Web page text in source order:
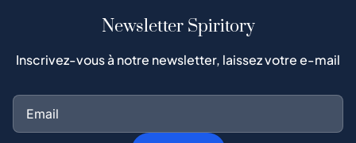
Newsletter Spiritory
Inscrivez-vous à notre newsletter, laissez votre e-mail